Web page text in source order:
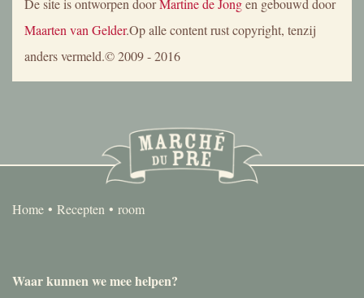
De site is ontworpen doorMartine de Jongen gebouwd door
Maarten van Gelder.Op alle content rust copyright, tenzij
anders vermeld.© 2009 - 2016
Home Recepten room
Waar kunnen we mee helpen?